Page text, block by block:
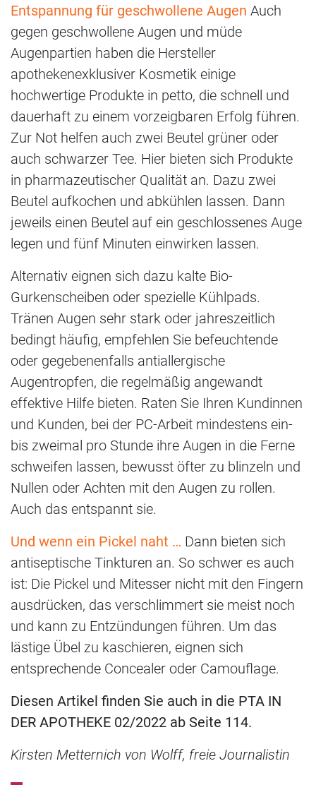
Entspannung für geschwollene Augen Auch
gegen geschwollene Augen und müde
Augenpartien haben die Hersteller
apothekenexklusiver Kosmetik einige
hochwertige Produkte in petto, die schnell und
dauerhaft zu einem vorzeigbaren Erfolg führen.
Zur Not helfen auch zwei Beutel grüner oder
auch schwarzer Tee. Hier bieten sich Produkte
in pharmazeutischer Qualität an. Dazu zwei
Beutel aufkochen und abkühlen lassen. Dann
jeweils einen Beutel auf ein geschlossenes Auge
legen und fünf Minuten einwirken lassen.
Alternativ eignen sich dazu kalte Bio-
Gurkenscheiben oder spezielle Kühlpads.
Tränen Augen sehr stark oder jahreszeitlich
bedingt häufig, empfehlen Sie befeuchtende
oder gegebenenfalls antiallergische
Augentropfen, die regelmäßig angewandt
effektive Hilfe bieten. Raten Sie Ihren Kundinnen
und Kunden, bei der PC-Arbeit mindestens ein-
bis zweimal pro Stunde ihre Augen in die Ferne
schweifen lassen, bewusst öfter zu blinzeln und
Nullen oder Achten mit den Augen zu rollen.
Auch das entspannt sie.
Und wenn ein Pickel naht … Dann bieten sich
antiseptische Tinkturen an. So schwer es auch
ist: Die Pickel und Mitesser nicht mit den Fingern
ausdrücken, das verschlimmert sie meist noch
und kann zu Entzündungen führen. Um das
lästige Übel zu kaschieren, eignen sich
entsprechende Concealer oder Camouflage.
Diesen Artikel finden Sie auch in die PTA IN
DER APOTHEKE 02/2022 ab Seite 114.
Kirsten Metternich von Wolff, freie Journalistin